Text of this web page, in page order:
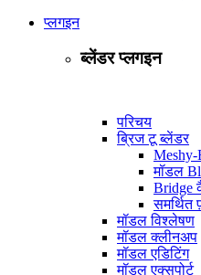
प्लगइन
ब्लेंडर प्लगइन
परिचय
ब्रिज टू ब्लेंडर
Meshy-
मॉडल
Bridge
समर्थित
मॉडल विश्लेषण
मॉडल क्लीनअप
मॉडल एडिटिंग
मॉडल एक्सपोर्ट